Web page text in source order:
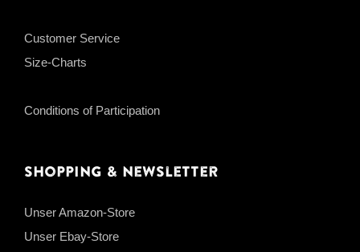
Customer Service
Size-Charts
Conditions of Participation
Shopping & Newsletter
Unser Amazon-Store
Unser Ebay-Store